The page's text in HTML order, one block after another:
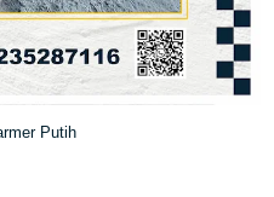
Putih